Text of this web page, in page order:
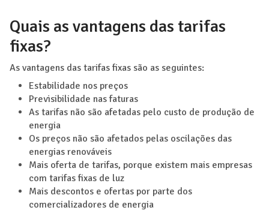
Quais as vantagens das tarifas
fixas?
As vantagens das tarifas fixas são as seguintes:
Estabilidade nos preços
Previsibilidade nas faturas
As tarifas não são afetadas pelo custo de produção de
energia
Os preços não são afetados pelas oscilações das
energias renováveis
Mais oferta de tarifas, porque existem mais empresas
com tarifas fixas de luz
Mais descontos e ofertas por parte dos
comercializadores de energia